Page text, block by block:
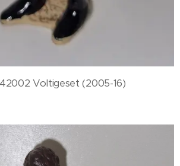
Voltigeset (2005-16)